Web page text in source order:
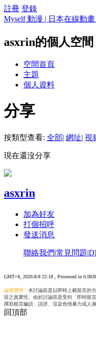
註冊 登錄
Myself 動漫 | 日本在線動
asxrin的個人空間
空間首頁
主題
個人資料
分享
按類型查看: 全部| 網址| 視
現在還沒分享
asxrin
加為好友
打個招呼
發送消息
聯絡我們|常見問題|
GMT+8, 2026-8-8 22:18 , Processed in
論壇聲明： 本討論區是以即時上載留言的
容之真實性。由於討論區是受到「即時留
撰寫粗言穢語、誹謗、渲染色情暴力或人
回頂部